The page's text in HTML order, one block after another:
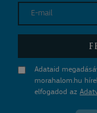
E-mail
Adataid
morahalom.hu
elfogadod az